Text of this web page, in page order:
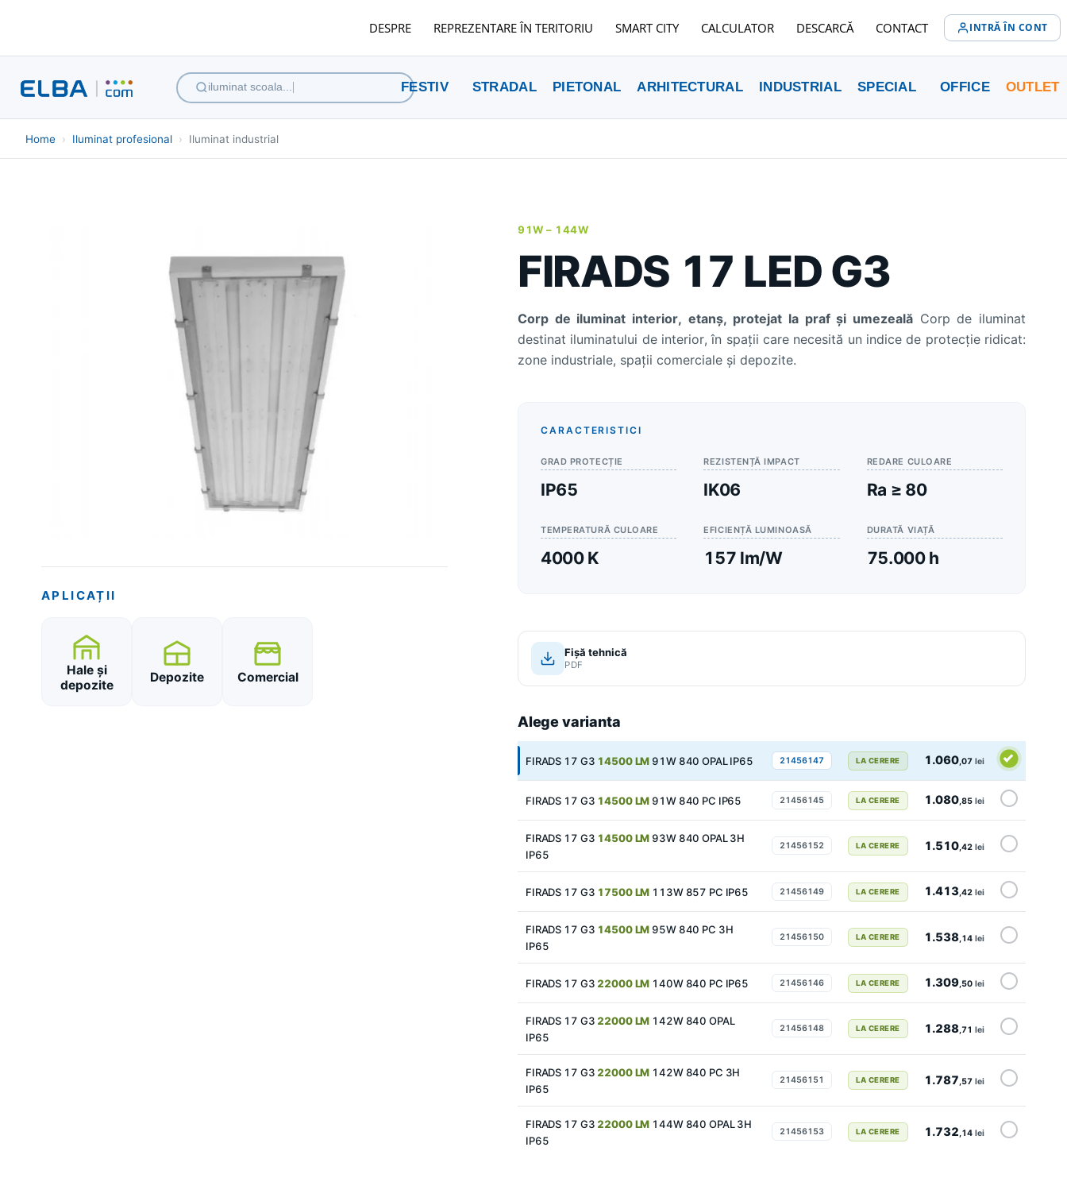
DESPRE REPREZENTARE ÎN TERITORIU SMART CITY CALCULATOR DESCARCĂ CONTACT INTRĂ ÎN CONT
ilumi FESTIV STRADAL PIETONAL ARHITECTURAL INDUSTRIAL SPECIAL OFFICE OUTLET
Home › Iluminat profesional › Iluminat industrial
APLICAȚII
Hale și
depozite
Depozite Comercial
91W – 144W
FIRADS 17 LED G3
Corp de iluminat interior, etanș, protejat la praf și umezeală Corp de iluminat
destinat iluminatului de interior, în spații care necesită un indice de protecție ridicat:
zone industriale, spații comerciale și depozite.
CARACTERISTICI
GRAD PROTECȚIE
IP65
REZISTENȚĂ IMPACT
IK06
REDARE CULOARE
Ra ≥ 80
TEMPERATURĂ CULOARE
4000 K
EFICIENȚĂ LUMINOASĂ
157 lm/W
DURATĂ VIAȚĂ
75.000 h
Fișă tehnică
PDF
Alege varianta
FIRADS 17 G3 14500 LM 91W 840 OPAL IP65 21456147 LA CERERE 1.060,07 lei
FIRADS 17 G3 14500 LM 91W 840 PC IP65 21456145 LA CERERE 1.080,85 lei
FIRADS 17 G3 14500 LM 93W 840 OPAL 3H
IP65
21456152 LA CERERE 1.510,42 lei
FIRADS 17 G3 17500 LM 113W 857 PC IP65 21456149 LA CERERE 1.413,42 lei
FIRADS 17 G3 14500 LM 95W 840 PC 3H
IP65
21456150 LA CERERE 1.538,14 lei
FIRADS 17 G3 22000 LM 140W 840 PC IP65 21456146 LA CERERE 1.309,50 lei
FIRADS 17 G3 22000 LM 142W 840 OPAL
IP65
21456148 LA CERERE 1.288,71 lei
FIRADS 17 G3 22000 LM 142W 840 PC 3H
IP65
21456151 LA CERERE 1.787,57 lei
FIRADS 17 G3 22000 LM 144W 840 OPAL 3H
IP65
21456153 LA CERERE 1.732,14 lei